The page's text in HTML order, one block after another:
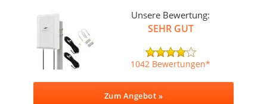
Unsere Bewertung:
SEHR GUT
1042 Bewertungen
Zum Angebot »